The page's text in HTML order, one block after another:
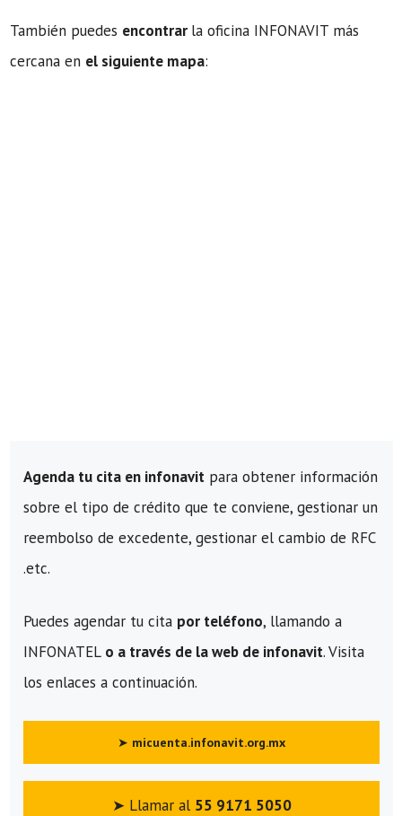
También puedes encontrar la oficina INFONAVIT más
cercana en el siguiente mapa:
Agenda tu cita en infonavit para obtener información
sobre el tipo de crédito que te conviene, gestionar un
reembolso de excedente, gestionar el cambio de RFC
.etc.
Puedes agendar tu cita por teléfono, llamando a
INFONATEL o a través de la web de infonavit. Visita
los enlaces a continuación.
➤ micuenta.infonavit.org.mx
➤ Llamar al 55 9171 5050